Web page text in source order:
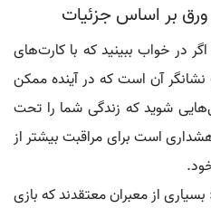
بر اساس جزئیات
اگر در خواب ببینید که با کارت‌های
نشانگر آن است که در آینده ممکن
شوید که زندگی شما را تحت
است برای مراقبت بیشتر از
بسیاری از معبران معتقدند که بازی